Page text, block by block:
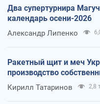
Два супертурнира
календарь осени-2026
Александр Липенко
Ракетный щит и меч
производство
Кирилл Татаринов 2,8